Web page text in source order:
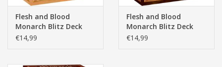
Flesh and Blood
Monarch Blitz Deck
Boltyn
€14,99
Flesh and Blood
Monarch Blitz Deck
Levia TCG
€14,99